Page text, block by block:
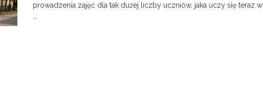
prowadzenia zajęć dla tak dużej liczby uczniów, jaka uczy się teraz w